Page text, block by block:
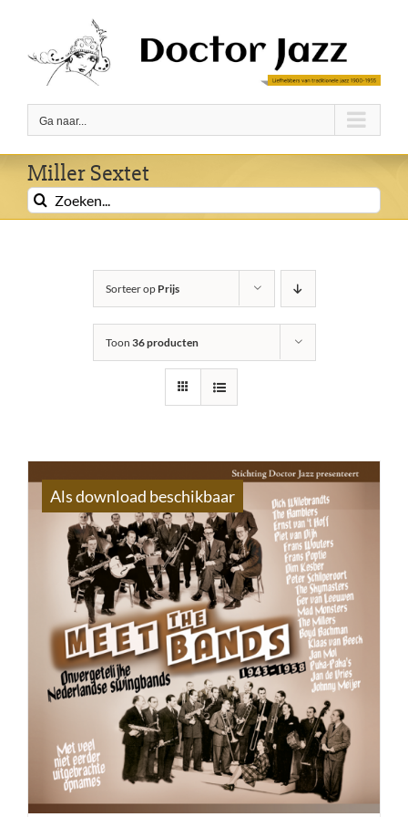
inhoud
Ga naar...
Miller Sextet
Zoeken
naar:
Sorteer op Prijs
Toon 36 producten
Als download beschikbaar